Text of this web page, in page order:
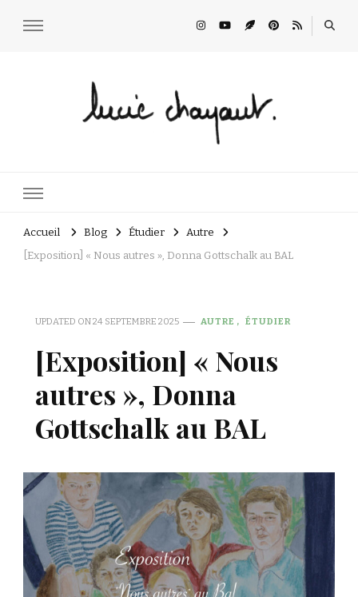
Lucie Choupaut
Accueil Blog Étudier
Autre
[Exposition] « Nous autres », Donna Gottschalk au BAL
UPDATED ON24 SEPTEMBRE 2025 AUTRE ÉTUDIER
[Exposition] « Nous
autres », Donna
Gottschalk au BAL